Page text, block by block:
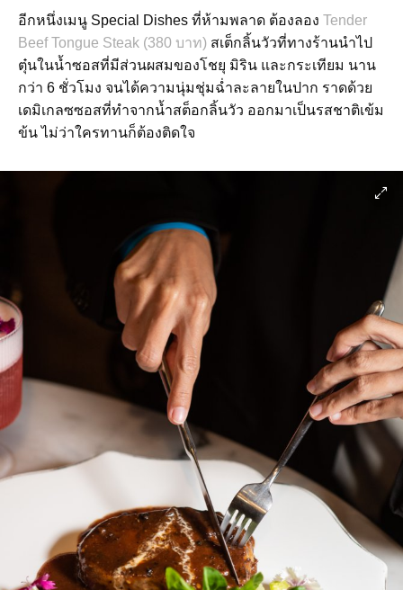
อีกหนึ่งเมนู Special Dishes ที่ห้ามพลาด ต้องลอง Tender
Beef Tongue Steak (380 บาท) สเต็กลิ้นวัวที่ทางร้านนำไป
ตุ๋นในน้ำซอสที่มีส่วนผสมของโชยุ มิริน และกระเทียม นาน
กว่า 6 ชั่วโมง จนได้ความนุ่มชุ่มฉ่ำละลายในปาก ราดด้วย
เดมิเกลซซอสที่ทำจากน้ำสต็อกลิ้นวัว ออกมาเป็นรสชาติเข้ม
ข้น ไม่ว่าใครทานก็ต้องติดใจ